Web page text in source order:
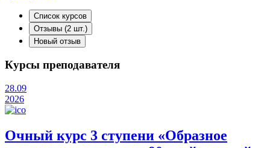
Список курсов
Отзывы (2 шт.)
Новый отзыв
Курсы преподавателя
28.09
2026
Очный курс 3 ступени «Образное